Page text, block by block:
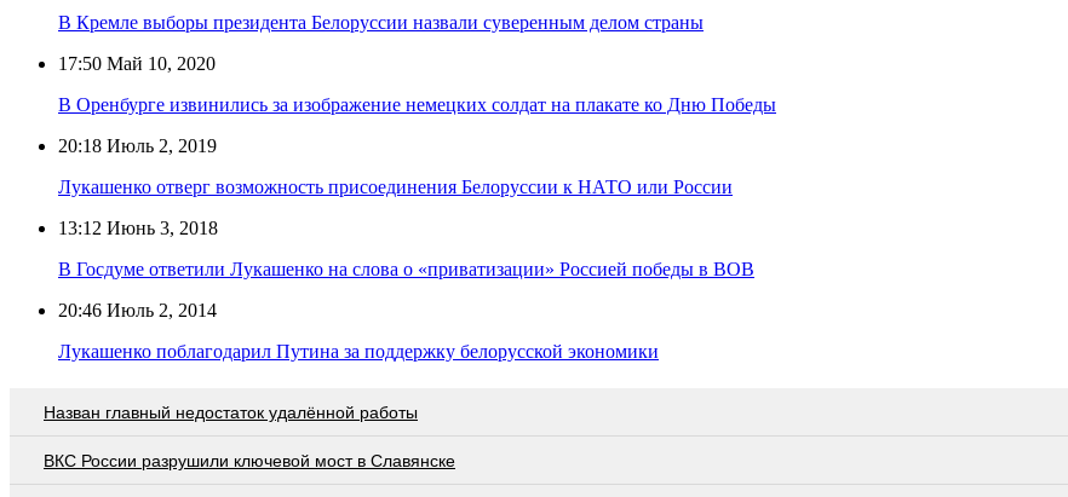
В Кремле выборы президента Белоруссии назвали суверенным делом страны
17:50 Май 10, 2020
В Оренбурге извинились за изображение немецких солдат на плакате ко Дню Победы
20:18 Июль 2, 2019
Лукашенко отверг возможность присоединения Белоруссии к НАТО или России
13:12 Июнь 3, 2018
В Госдуме ответили Лукашенко на слова о «приватизации» Россией победы в ВОВ
20:46 Июль 2, 2014
Лукашенко поблагодарил Путина за поддержку белорусской экономики
Назван главный недостаток удалённой работы
ВКС России разрушили ключевой мост в Славянске